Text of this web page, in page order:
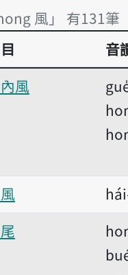
風」 有131筆
風」 有131筆
音
風